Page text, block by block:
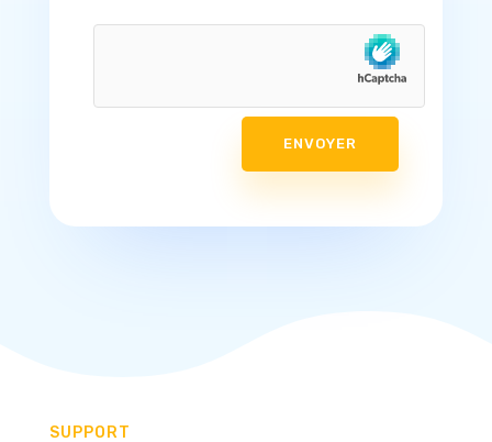
ENVOYER
SUPPORT